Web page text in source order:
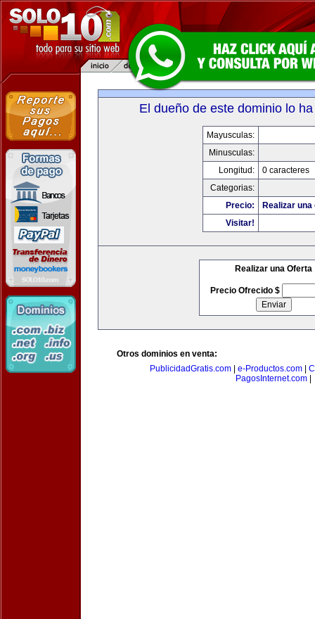
El dueño de este dominio lo
Mayusculas:
Minusculas:
Longitud:
0 caracteres
Categorias:
Precio:
Realizar
Visitar!
Realizar una Oferta
Precio Ofrecido $
Otros dominios en venta:
PublicidadGratis.com
e-Productos.com
PagosInternet.com